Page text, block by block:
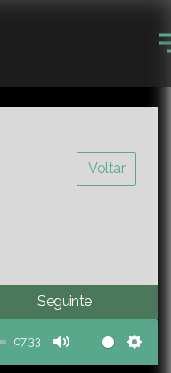
Voltar
Seguinte
07:33
Mute